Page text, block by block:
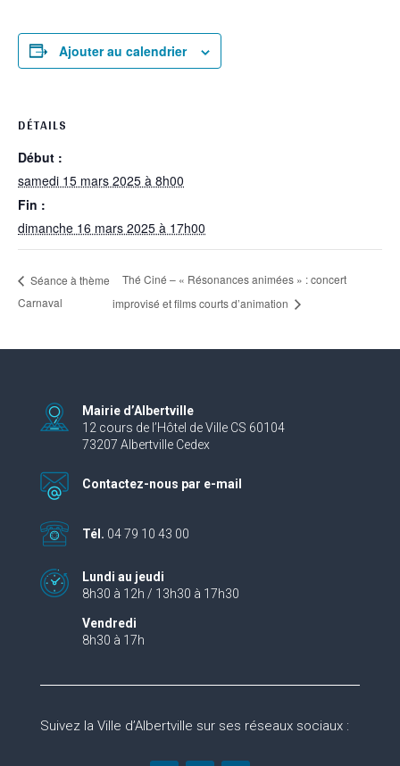
Ajouter au calendrier
DÉTAILS
Début :
samedi 15 mars 2025 à 8h00
Fin :
dimanche 16 mars 2025 à 17h00
Séance à thème
Carnaval
Thé Ciné – « Résonances animées » : concert
improvisé et films courts d’animation
Mairie d’Albertville
12 cours de l’Hôtel de Ville CS 60104
73207 Albertville Cedex
Contactez-nous par e-mail
Tél. 04 79 10 43 00
Lundi au jeudi
8h30 à 12h / 13h30 à 17h30
Vendredi
8h30 à 17h
Suivez la Ville d’Albertville sur ses réseaux sociaux :